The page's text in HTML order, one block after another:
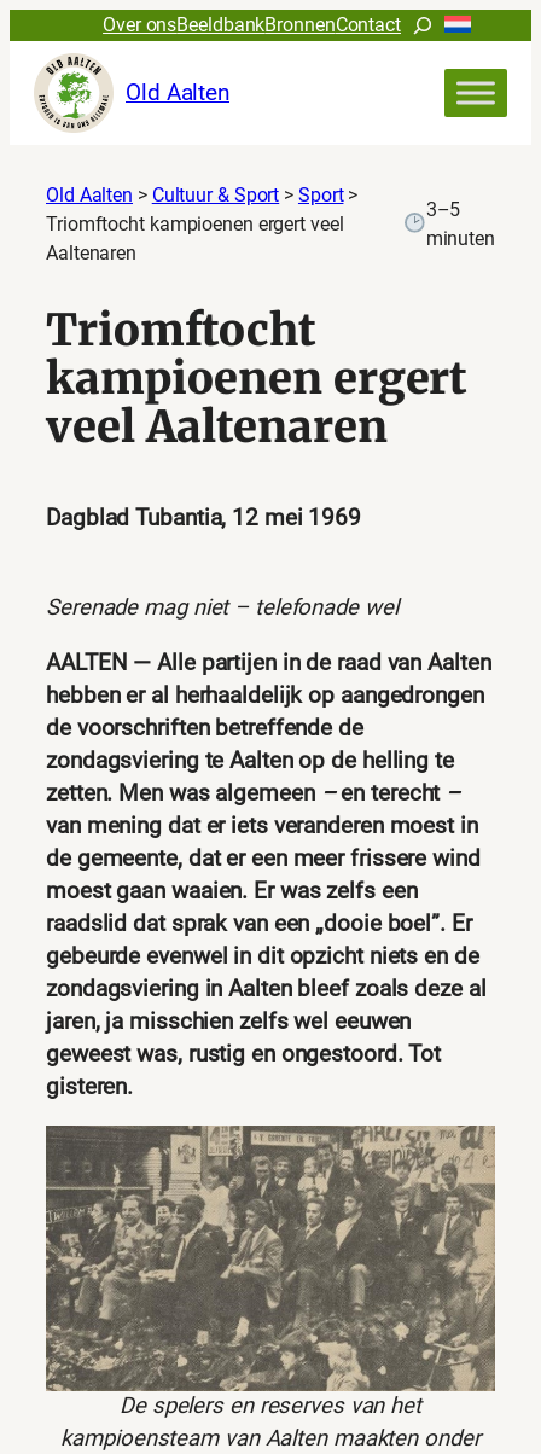
Over onsBeeldbankBronnenContactZoeken
Old Aalten
Old Aalten > Cultuur & Sport > Sport>
Triomftocht kampioenen ergert veel
Aaltenaren
3–5
minuten
Triomftocht
kampioenen ergert
veel Aaltenaren
Dagblad Tubantia, 12 mei 1969
Serenade mag niet – telefonade wel
AALTEN — Alle partijen in de raad van Aalten
hebben er al herhaaldelijk op aangedrongen
de voorschriften betreffende de
zondagsviering te Aalten op de helling te
zetten. Men was algemeen –en terecht –
van mening dat er iets veranderen moest in
de gemeente, dat er een meer frissere wind
moest gaan waaien. Er was zelfs een
raadslid dat sprak van een „dooie boel”. Er
gebeurde evenwel in dit opzicht niets en de
zondagsviering in Aalten bleef zoals deze al
jaren, ja misschien zelfs wel eeuwen
geweest was, rustig en ongestoord. Tot
gisteren.
De spelers en reserves van het
kampioensteam van Aalten maakten onder